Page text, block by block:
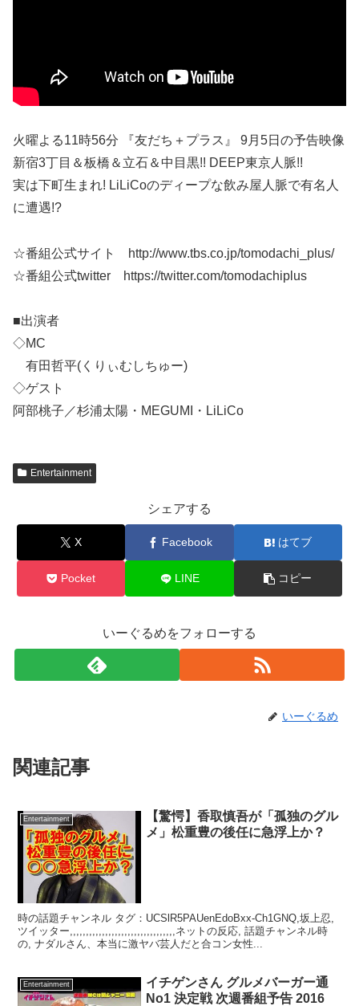
火曜よる11時56分 『友だち＋プラス』 9月5日の予告映像
新宿3丁目＆板橋＆立石＆中目黒!! DEEP東京人脈!!
実は下町生まれ! LiLiCoのディープな飲み屋人脈で有名人
に遭遇!?
☆番組公式サイト http://www.tbs.co.jp/tomodachi_plus/
☆番組公式twitter https://twitter.com/tomodachiplus
■出演者
◇MC
有田哲平(くりぃむしちゅー)
◇ゲスト
阿部桃子／杉浦太陽・MEGUMI・LiLiCo
Entertainment
シェアする
X Facebook はてブ
Pocket LINE コピー
いーぐるめをフォローする
いーぐるめ
関連記事
Entertainment
【驚愕】香取慎吾が「孤独のグル
メ」松重豊の後任に急浮上か？
時の話題チャンネル タグ：UCSlR5PAUenEdoBxx-Ch1GNQ,坂上忍,
ツイッター,,,,,,,,,,,,,,,,,,,,,,,,,,,,,,,,,ネットの反応, 話題チャンネル時
の, ナダルさん、本当に激ヤバ芸人だと合コン女性...
Entertainment
イチゲンさん グルメバーガー通
No1 決定戦 次週番組予告 2016